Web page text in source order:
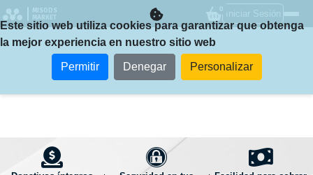
MISODS
MARKET
0 Iniciar Sesión
Este sitio web utiliza cookies para garantizar que obtenga
la mejor experiencia en nuestro sitio web
Permitir Denegar Personalizar